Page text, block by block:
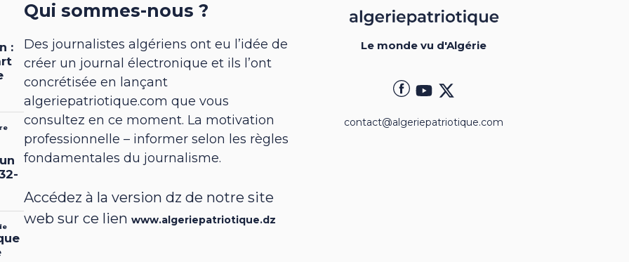
Qui sommes-nous ?
Des journalistes algériens ont eu l’idée de
créer un journal électronique et ils l’ont
concrétisée en lançant
algeriepatriotique.com que vous
consultez en ce moment. La motivation
professionnelle – informer selon les règles
fondamentales du journalisme.
Accédez à la version dz de notre site
web sur ce lienwww.algeriepatriotique.dz
Le monde vu d'Algérie
contact@algeriepatriotique.com